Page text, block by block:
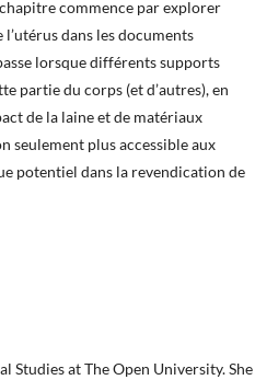
commence par explorer
dans les documents
lorsque différents supports
partie du corps (et d’autres), en
de la laine et de matériaux
seulement plus accessible aux
potentiel dans la revendication de
Studies at The Open University. She